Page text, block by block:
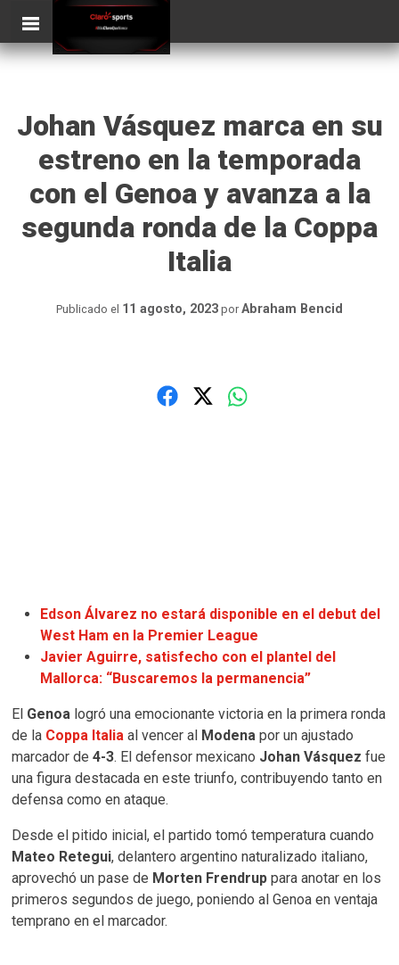
content
ClaroSports
Más Claro que nunca
Johan Vásquez marca en su
estreno en la temporada
con el Genoa y avanza a la
segunda ronda de la Coppa
Italia
Publicado el 11 agosto, 2023 por Abraham Bencid
Edson Álvarez no estará disponible en el debut del
West Ham en la Premier League
Javier Aguirre, satisfecho con el plantel del
Mallorca: “Buscaremos la permanencia”
El Genoa logró una emocionante victoria en la primera ronda
de la Coppa Italia al vencer al Modenapor un ajustado
marcador de4-3. El defensor mexicano Johan Vásquez fue
una figura destacada en este triunfo, contribuyendo tanto en
defensa como en ataque.
Desde el pitido inicial, el partido tomó temperatura cuando
Mateo Retegui, delantero argentino naturalizado italiano,
aprovechó un pase de Morten Frendrup para anotar en los
primeros segundos de juego, poniendo al Genoa en ventaja
temprano en el marcador.